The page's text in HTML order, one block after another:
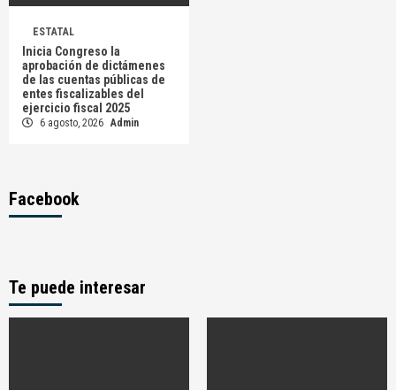
ESTATAL
Inicia Congreso la
aprobación de dictámenes
de las cuentas públicas de
entes fiscalizables del
ejercicio fiscal 2025
6 agosto, 2026 Admin
Facebook
Te puede interesar